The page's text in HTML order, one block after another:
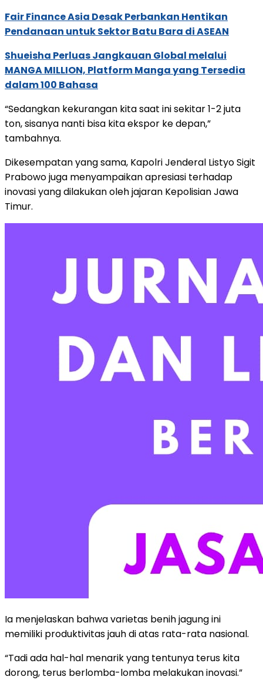
Fair Finance Asia Desak Perbankan Hentikan
Pendanaan untuk Sektor Batu Bara di ASEAN
Shueisha Perluas Jangkauan Global melalui
MANGA MILLION, Platform Manga yang Tersedia
dalam 100 Bahasa
“Sedangkan kekurangan kita saat ini sekitar 1-2 juta
ton, sisanya nanti bisa kita ekspor ke depan,”
tambahnya.
Dikesempatan yang sama, Kapolri Jenderal Listyo Sigit
Prabowo juga menyampaikan apresiasi terhadap
inovasi yang dilakukan oleh jajaran Kepolisian Jawa
Timur.
Ia menjelaskan bahwa varietas benih jagung ini
memiliki produktivitas jauh di atas rata-rata nasional.
“Tadi ada hal-hal menarik yang tentunya terus kita
dorong, terus berlomba-lomba melakukan inovasi.”